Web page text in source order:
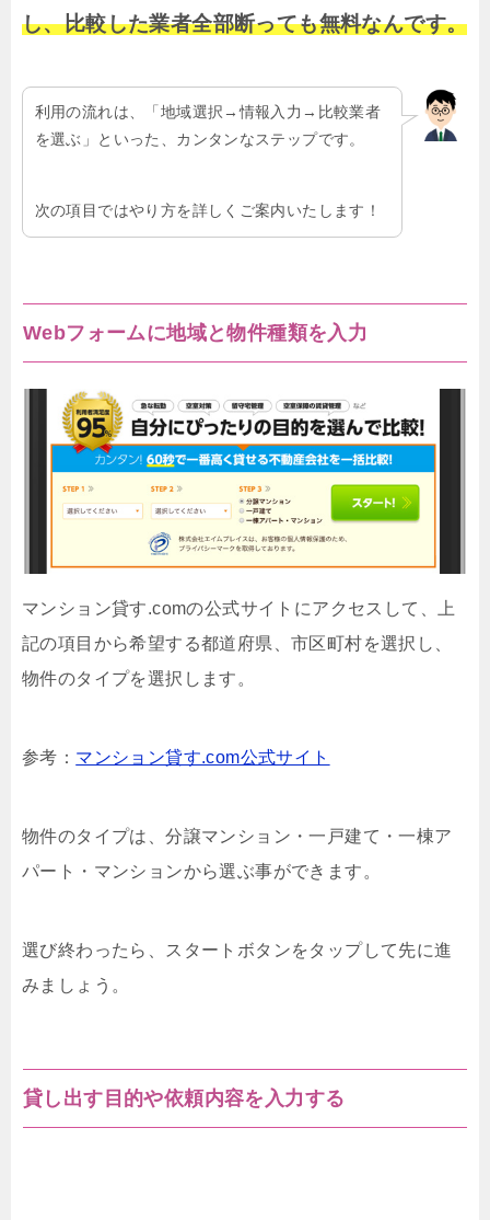
し、比較した業者全部断っても無料なんです。
利用の流れは、「地域選択→情報入力→比較業者
を選ぶ」といった、カンタンなステップです。
次の項目ではやり方を詳しくご案内いたします！
Webフォームに地域と物件種類を入力
マンション貸す.comの公式サイトにアクセスして、上
記の項目から希望する都道府県、市区町村を選択し、
物件のタイプを選択します。
参考： マンション貸す.com公式サイト
物件のタイプは、分譲マンション・一戸建て・一棟ア
パート・マンションから選ぶ事ができます。
選び終わったら、スタートボタンをタップして先に進
みましょう。
貸し出す目的や依頼内容を入力する